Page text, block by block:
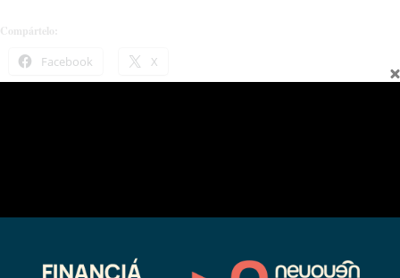
Compártelo:
Facebook X
En "Coronavirus"
09/07/2020
Se aguarda una nueva restricción